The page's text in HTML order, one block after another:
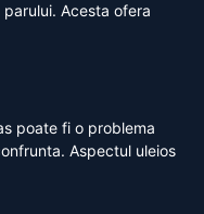
Acesta ofera
poate fi o problema
Aspectul uleios